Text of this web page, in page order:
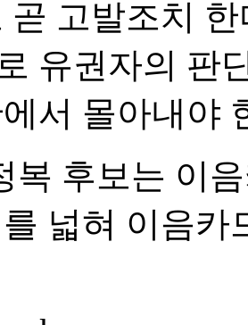
곧 고발조치
유권자의 판
서 몰아내야
복 후보는 이
넓혀 이음카